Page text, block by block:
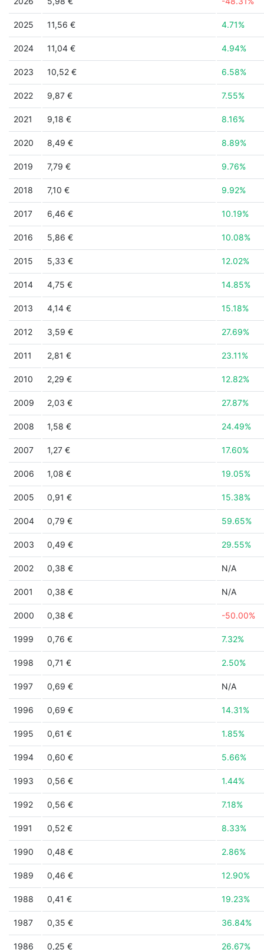
2025 11,56 € 4.71%
2024 11,04 € 4.94%
2023 10,52 € 6.58%
2022 9,87 € 7.55%
2021 9,18 € 8.16%
2020 8,49 € 8.89%
2019 7,79 € 9.76%
2018 7,10 € 9.92%
2017 6,46 € 10.19%
2016 5,86 € 10.08%
2015 5,33 € 12.02%
2014 4,75 € 14.85%
2013 4,14 € 15.18%
2012 3,59 € 27.69%
2011 2,81 € 23.11%
2010 2,29 € 12.82%
2009 2,03 € 27.87%
2008 1,58 € 24.49%
2007 1,27 € 17.60%
2006 1,08 € 19.05%
2005 0,91 € 15.38%
2004 0,79 € 59.65%
2003 0,49 € 29.55%
2002 0,38 € N/A
2001 0,38 € N/A
2000 0,38 € -50.00%
1999 0,76 € 7.32%
1998 0,71 € 2.50%
1997 0,69 € N/A
1996 0,69 € 14.31%
1995 0,61 € 1.85%
1994 0,60 € 5.66%
1993 0,56 € 1.44%
1992 0,56 € 7.18%
1991 0,52 € 8.33%
1990 0,48 € 2.86%
1989 0,46 € 12.90%
1988 0,41 € 19.23%
1987 0,35 € 36.84%
1986 0,25 € 26.67%